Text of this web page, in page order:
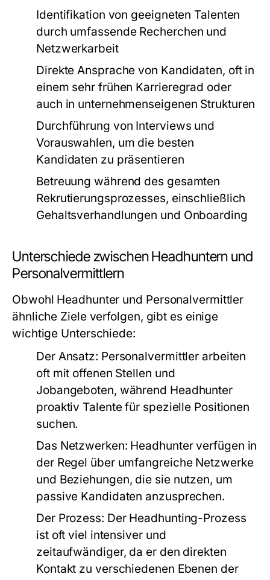
Identifikation von geeigneten Talenten
durch umfassende Recherchen und
Netzwerkarbeit
Direkte Ansprache von Kandidaten, oft in
einem sehr frühen Karrieregrad oder
auch in unternehmenseigenen Strukturen
Durchführung von Interviews und
Vorauswahlen, um die besten
Kandidaten zu präsentieren
Betreuung während des gesamten
Rekrutierungsprozesses, einschließlich
Gehaltsverhandlungen und Onboarding
Unterschiede zwischen Headhuntern und
Personalvermittlern
Obwohl Headhunter und Personalvermittler
ähnliche Ziele verfolgen, gibt es einige
wichtige Unterschiede:
Der Ansatz: Personalvermittler arbeiten
oft mit offenen Stellen und
Jobangeboten, während Headhunter
proaktiv Talente für spezielle Positionen
suchen.
Das Netzwerken: Headhunter verfügen in
der Regel über umfangreiche Netzwerke
und Beziehungen, die sie nutzen, um
passive Kandidaten anzusprechen.
Der Prozess: Der Headhunting-Prozess
ist oft viel intensiver und
zeitaufwändiger, da er den direkten
Kontakt zu verschiedenen Ebenen der